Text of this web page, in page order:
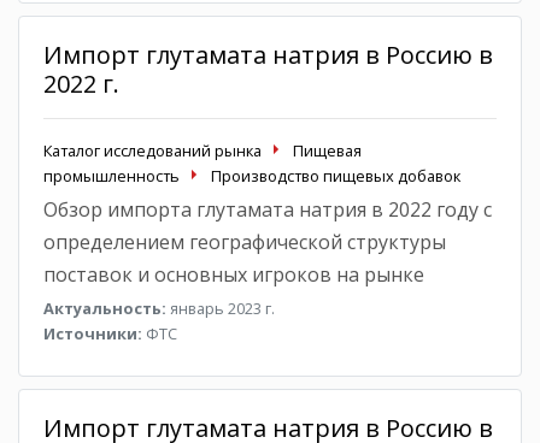
Импорт глутамата натрия в Россию в
2022 г.
Каталог исследований рынка
Пищевая
промышленность
Производство пищевых добавок
Обзор импорта глутамата натрия в 2022 году с
определением географической структуры
поставок и основных игроков на рынке
Актуальность: январь 2023 г.
Источники: ФТС
Импорт глутамата натрия в Россию в